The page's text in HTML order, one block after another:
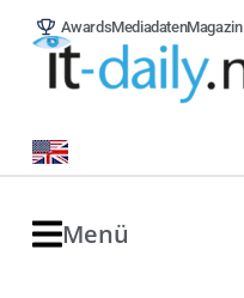
AwardsMediadatenMagazin
Menü